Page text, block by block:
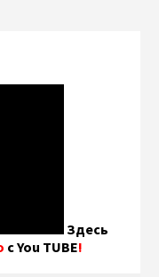
Здесь
с You TUBE!